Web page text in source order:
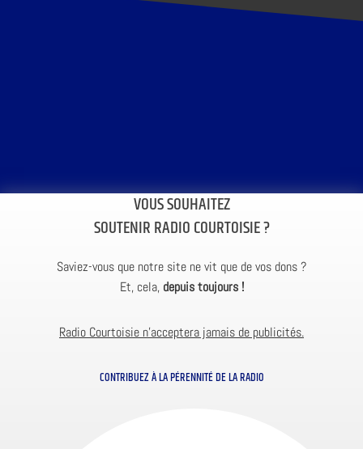
VOUS SOUHAITEZ
SOUTENIR RADIO COURTOISIE ?
Saviez-vous que notre site ne vit que de vos dons ?
Et, cela, depuis toujours !
Radio Courtoisie n’acceptera jamais de publicités.
CONTRIBUEZ À LA PÉRENNITÉ DE LA RADIO